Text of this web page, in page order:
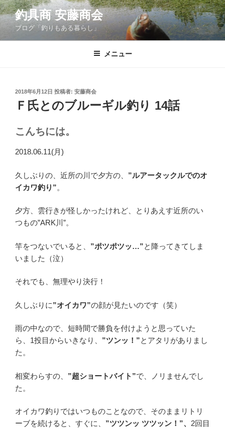
コ
ン
テ
ン
釣具商 安藤商会
ブログ「釣りもある暮らし」
メニュー
投
稿
日:
2018年6月12日 投稿者: 安藤商会
Ｆ氏とのブルーギル釣り 14話
こんちには。
2018.06.11(月)
久しぶりの、近所の川で夕方の、 ”ルアータックルでのオ
イカワ釣り”。
夕方、雲行きが怪しかったけれど、とりあえす近所のい
つもの”ARK川”。
竿をつないでいると、 ”ポツポツッ…”と降ってきてしま
いました（泣）
それでも、無理やり決行！
久しぶりに”オイカワ”の顔が見たいのです（笑）
雨の中なので、短時間で勝負を付けようと思っていた
ら、1投目からいきなり、 ”ツンッ！”とアタリがありまし
た。
相変わらすの、 ”超ショートバイト”で、ノリませんでし
た。
オイカワ釣りではいつものことなので、そのままリトリ
ーブを続けると、すぐに、 ”ツツンッ ツツッン！”、 2回目